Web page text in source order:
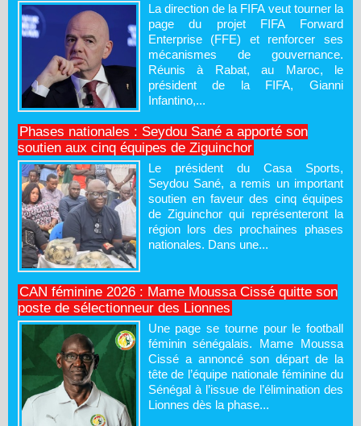
La direction de la FIFA veut tourner la
page du projet FIFA Forward
Enterprise (FFE) et renforcer ses
mécanismes de gouvernance.
Réunis à Rabat, au Maroc, le
président de la FIFA, Gianni
Infantino,...
Phases nationales : Seydou Sané a apporté son
soutien aux cinq équipes de Ziguinchor
Le président du Casa Sports,
Seydou Sané, a remis un important
soutien en faveur des cinq équipes
de Ziguinchor qui représenteront la
région lors des prochaines phases
nationales. Dans une...
CAN féminine 2026 : Mame Moussa Cissé quitte son
poste de sélectionneur des Lionnes
Une page se tourne pour le football
féminin sénégalais. Mame Moussa
Cissé a annoncé son départ de la
tête de l’équipe nationale féminine du
Sénégal à l’issue de l’élimination des
Lionnes dès la phase...